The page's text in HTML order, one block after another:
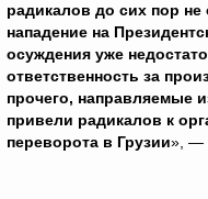
радикалов до сих пор не
нападение на
осуждения уже
ответственность за
прочего, направляемые
привели радикалов к
переворота в Грузии», —